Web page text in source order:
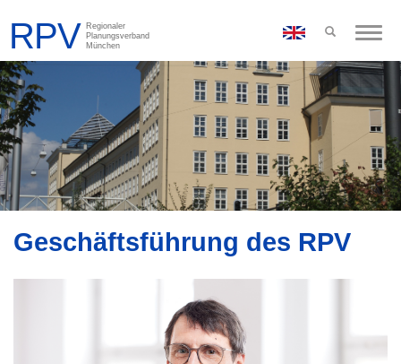
Toggle
Geschäftsführung des RPV